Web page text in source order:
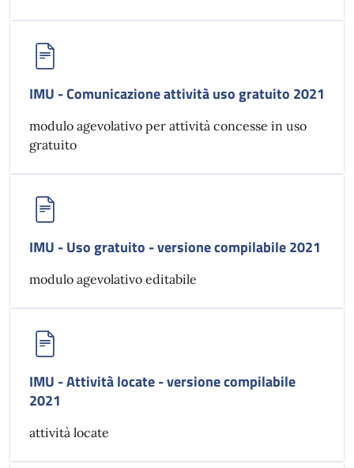
IMU - Comunicazione attività uso gratuito 2021
modulo agevolativo per attività concesse in uso
gratuito
IMU - Uso gratuito - versione compilabile 2021
modulo agevolativo editabile
IMU - Attività locate - versione compilabile
2021
attività locate